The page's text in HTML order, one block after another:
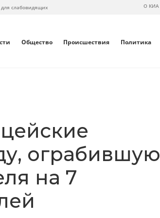
для слабовидящих О КИА
Общество Происшествия Политика
ограбившую
на 7